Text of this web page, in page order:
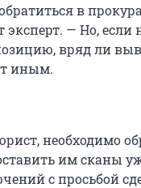
в
эксперт. — Но, если
вряд ли
иным.
необходимо
им сканы
с просьбой